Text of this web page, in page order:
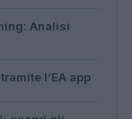
Analisi
l’EA app